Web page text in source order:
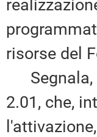
risorse del
Segnala,
2.01, che,